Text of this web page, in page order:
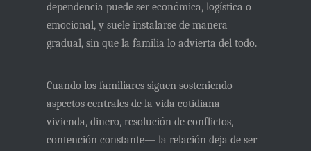
dependencia puede ser económica, logística o
emocional, y suele instalarse de manera
gradual, sin que la familia lo advierta del todo.
Cuando los familiares siguen sosteniendo
aspectos centrales de la vida cotidiana —
vivienda, dinero, resolución de conflictos,
contención constante— la relación deja de ser